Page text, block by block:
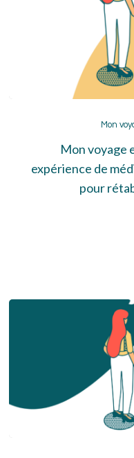
Mon
Mon voyage
expérience de
pour